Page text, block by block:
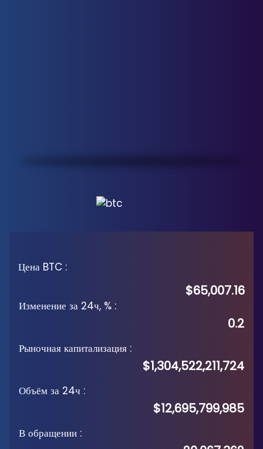
Цена BTC :
$65,007.16
Изменение за 24ч, % :
0.2
Рыночная капитализация :
$1,304,522,211,724
Объём за 24ч :
$12,695,799,985
В обращении :